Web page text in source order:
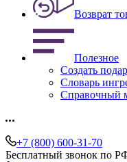
Возврат
Полезное
Создать
Словарь
Справочный
+7 (800) 600-31-70
Бесплатный звонок по